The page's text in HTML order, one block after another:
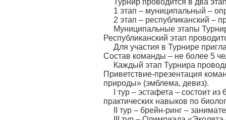
Турнир проводится в два
1 этап – муниципальный –
2 этап – республиканский –
Муниципальные этапы
Республиканский этап
Для участия в Турнире
Состав команды – не более 5
Каждый этап Турнира
Приветствие-презентация
природы» (эмблема, девиз).
I тур – эстафета – состоит
практических навыков по
II тур – брейн-ринг –